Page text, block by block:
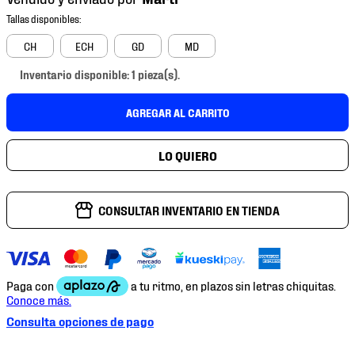
CH ECH GD MD
Inventario disponible: 1 pieza(s).
AGREGAR AL CARRITO
CONSULTAR INVENTARIO EN TIENDA
Consulta opciones de pago
4.
tenis futbol
5.
jersey
6.
mochila
9.
tenis niño
10. tenis nike